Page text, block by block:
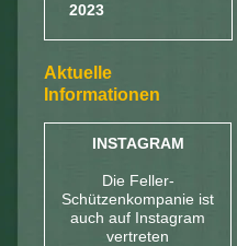
2023
Aktuelle
Informationen
INSTAGRAM
Die Feller-
Schützenkompanie ist
auch auf Instagram
vertreten